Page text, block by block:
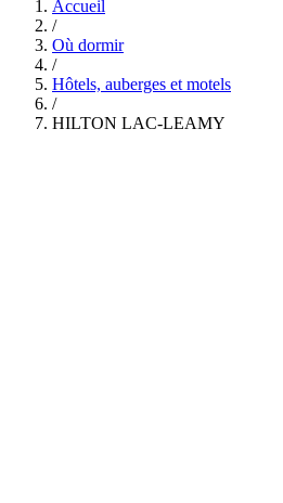
Accueil
/
Où dormir
/
Hôtels, auberges et motels
/
HILTON LAC-LEAMY